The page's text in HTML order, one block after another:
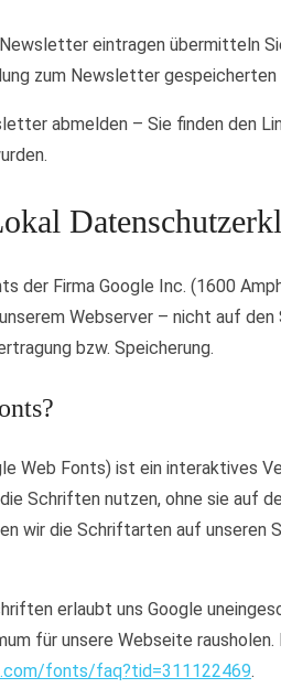
eintragen übermitteln
zum Newsletter
abmelden – Sie finden den
der Firma Google Inc. (1600
Webserver – nicht auf
bzw. Speicherung.
Web Fonts) ist ein interaktives
Schriften nutzen, ohne sie auf
wir die Schriftarten auf
erlaubt uns Google
für unsere Webseite
fonts/faq?tid=311122469.